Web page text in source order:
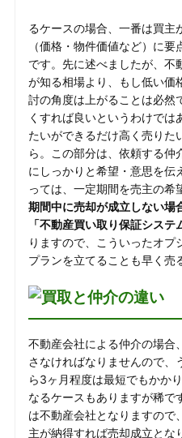
るケースの場合、一番は買主
（価格・物件価値など）に
です。先に述べましたが、不
が知る相場より、もし低い価
討の角度は上がることは必然
くすれば良いというわけでは
たいができるだけ高く売りた
ら。この部分は、依頼する仲
にしっかりと希望・意思を伝
っては、一定期間を売主の希
期間中に売却が成立しない場
「不動産買い取り保証システ
りますので、こういったオプ
プランを立てることも早く売
不動産会社による仲介の場合
さなければなりませんので、
ら3ヶ月程度は最短でもかか
なるケースもありますが稀で
は不動産会社となりますので
主が納得すれば売却成立とな